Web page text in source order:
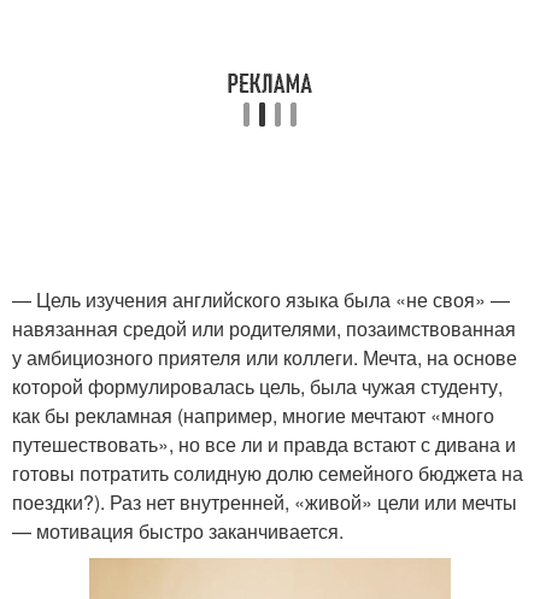
— Цель изучения английского языка была «не своя» —
навязанная средой или родителями, позаимствованная
у амбициозного приятеля или коллеги. Мечта, на основе
которой формулировалась цель, была чужая студенту,
как бы рекламная (например, многие мечтают «много
путешествовать», но все ли и правда встают с дивана и
готовы потратить солидную долю семейного бюджета на
поездки?). Раз нет внутренней, «живой» цели или мечты
— мотивация быстро заканчивается.